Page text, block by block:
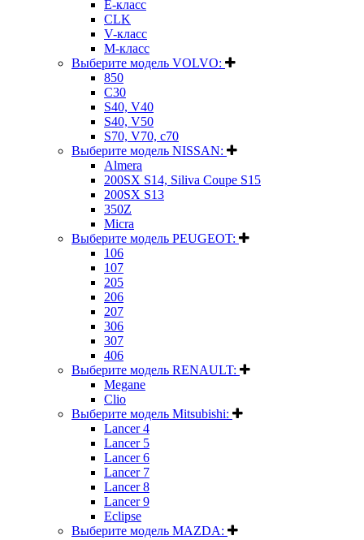
E-класс
CLK
V-класс
M-класс
Выберите модель VOLVO:
850
C30
S40, V40
S40, V50
S70, V70, c70
Выберите модель NISSAN:
Almera
200SX S14, Siliva Coupe S15
200SX S13
350Z
Micra
Выберите модель PEUGEOT:
106
107
205
206
207
306
307
406
Выберите модель RENAULT:
Megane
Clio
Выберите модель Mitsubishi:
Lancer 4
Lancer 5
Lancer 6
Lancer 7
Lancer 8
Lancer 9
Eclipse
Выберите модель MAZDA: